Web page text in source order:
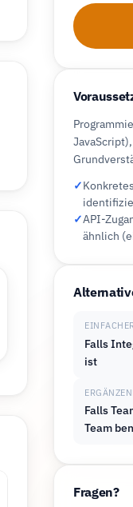
✓
✓API-
ähnlich
Falls
ist
Falls
Team
Fragen?